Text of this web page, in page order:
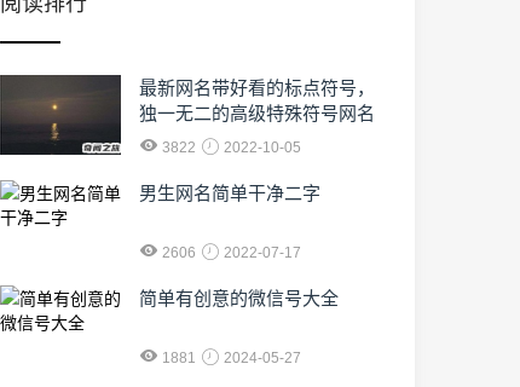
最新网名带好看的标点符号，
独一无二的高级特殊符号网名
3822 2022-10-05
男生网名简单干净二字
2606 2022-07-17
简单有创意的微信号大全
1881 2024-05-27